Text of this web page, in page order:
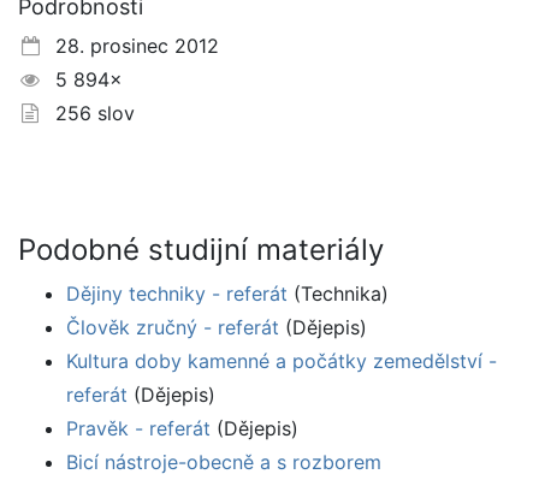
Podrobnosti
28. prosinec 2012
5 894×
256 slov
Podobné studijní materiály
Dějiny techniky - referát (Technika)
Člověk zručný - referát (Dějepis)
Kultura doby kamenné a počátky zemedělství -
referát (Dějepis)
Pravěk - referát (Dějepis)
Bicí nástroje-obecně a s rozborem